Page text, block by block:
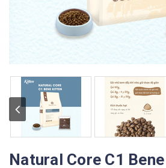
Natural Core C1